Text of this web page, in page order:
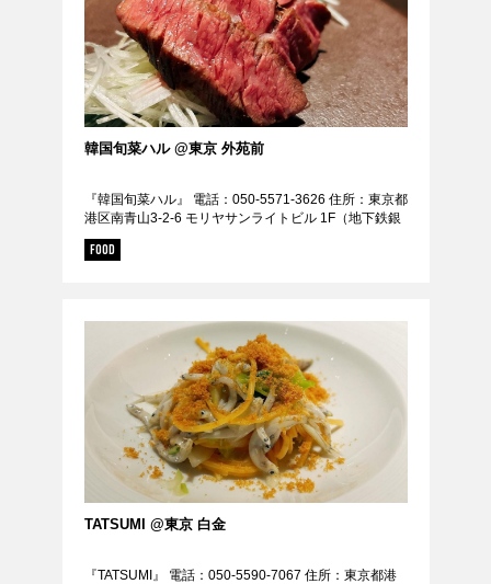
韓国旬菜ハル @東京 外苑前
『韓国旬菜ハル』 電話：050-5571-3626 住所：東京都
港区南青山3-2-6 モリヤサンライトビル 1F（地下鉄銀
座線 外苑前駅 徒歩5分 / 外苑前駅から304m） 定休
日：日曜日 URL：...
FOOD
TATSUMI @東京 白金
『TATSUMI』 電話：050-5590-7067 住所：東京都港